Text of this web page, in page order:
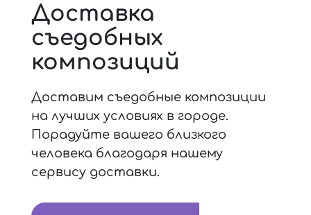
Доставка
съедобных
композиций
Доставим съедобные композиции
на лучших условиях в городе.
Порадуйте вашего близкого
человека благодаря нашему
сервису доставки.